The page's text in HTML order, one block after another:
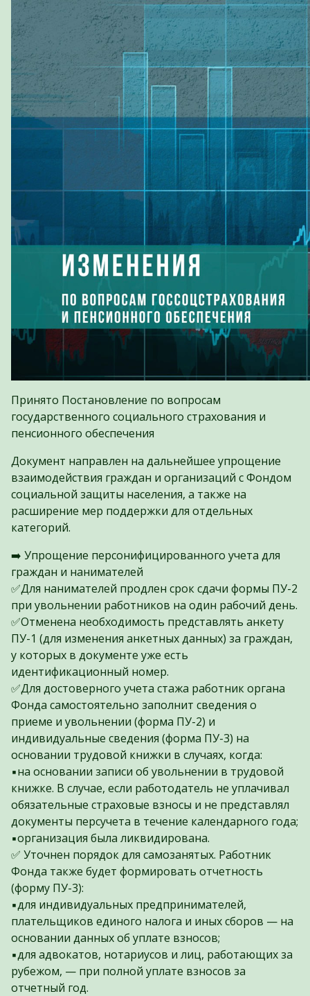
Принято Постановление по вопросам
государственного социального страхования и
пенсионного обеспечения
Документ направлен на дальнейшее упрощение
взаимодействия граждан и организаций с Фондом
социальной защиты населения, а также на
расширение мер поддержки для отдельных
категорий.
➡️ Упрощение персонифицированного учета для
граждан и нанимателей
✅Для нанимателей продлен срок сдачи формы ПУ-2
при увольнении работников на один рабочий день.
✅Отменена необходимость представлять анкету
ПУ-1 (для изменения анкетных данных) за граждан,
у которых в документе уже есть
идентификационный номер.
✅Для достоверного учета стажа работник органа
Фонда самостоятельно заполнит сведения о
приеме и увольнении (форма ПУ-2) и
индивидуальные сведения (форма ПУ-3) на
основании трудовой книжки в случаях, когда:
▪️на основании записи об увольнении в трудовой
книжке. В случае, если работодатель не уплачивал
обязательные страховые взносы и не представлял
документы персучета в течение календарного года;
▪️организация была ликвидирована.
✅ Уточнен порядок для самозанятых. Работник
Фонда также будет формировать отчетность
(форму ПУ-3):
▪️для индивидуальных предпринимателей,
плательщиков единого налога и иных сборов — на
основании данных об уплате взносов;
▪️для адвокатов, нотариусов и лиц, работающих за
рубежом, — при полной уплате взносов за
отчетный год.